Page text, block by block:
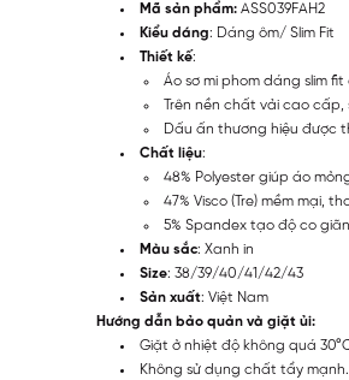
Mã sản phẩm: ASS039FAH2
Kiểu dáng: Dáng ôm/ Slim Fit
Thiết kế:
Áo sơ mi phom dáng slim
Trên nền chất vải cao
Dấu ấn thương hiệu được
Chất liệu:
48% Polyester giúp áo
47% Visco (Tre) mềm mại,
5% Spandex tạo độ co
Màu sắc: Xanh in
Size: 38/39/40/41/42/43
Sản xuất: Việt Nam
Hướng dẫn bảo quản và giặt ủi:
Giặt ở nhiệt độ không quá
Không sử dụng chất tẩy mạnh.